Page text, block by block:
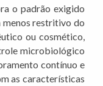
o padrão exigido
menos restritivo do
ou cosmético,
microbiológico
contínuo e
as características